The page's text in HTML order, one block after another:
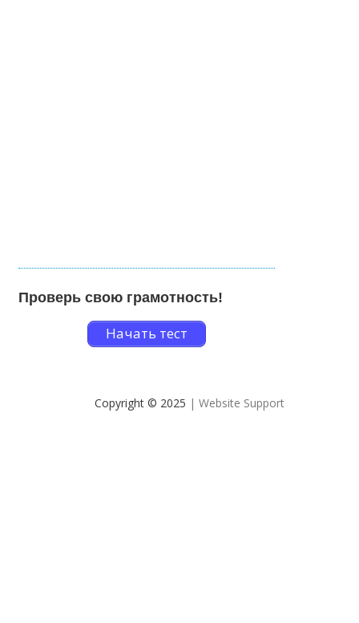
Проверь свою грамотность!
Начать тест
Copyright © 2025 | Website Support